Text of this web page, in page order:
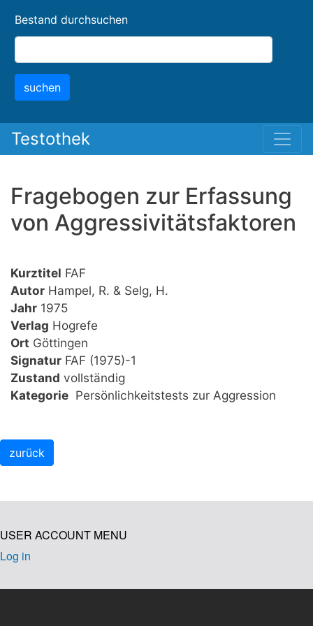
content
Bestand durchsuchen
suchen
Testothek
Fragebogen zur Erfassung
von Aggressivitätsfaktoren
Kurztitel FAF
Autor Hampel, R. & Selg, H.
Jahr 1975
Verlag Hogrefe
Ort Göttingen
Signatur FAF (1975)-1
Zustand vollständig
Kategorie Persönlichkeitstests zur Aggression
USER ACCOUNT MENU
Log in